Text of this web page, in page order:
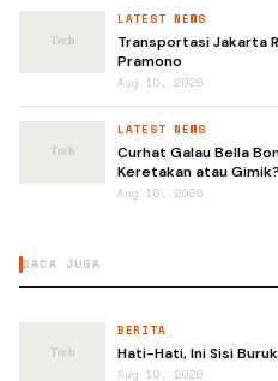
LATEST NEWS
Transportasi Jakarta
Pramono
Aug 10, 2026
LATEST NEWS
Curhat Galau Bella
Keretakan atau Gimik?
Aug 10, 2026
BACA JUGA
BERITA
Hati-Hati, Ini Sisi
Aug 10, 2026